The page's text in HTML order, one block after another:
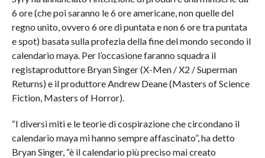
6 ore (che poi saranno le 6 ore americane, non quelle del
regno unito, ovvero 6 ore di puntata e non 6 ore tra puntata
e spot) basata sulla profezia della fine del mondo secondo il
calendario maya. Per l’occasione faranno squadra il
registaproduttore Bryan Singer (X-Men / X2 / Superman
Returns) e il produttore Andrew Deane (Masters of Science
Fiction, Masters of Horror).
“I diversi miti e le teorie di cospirazione che circondano il
calendario maya mi hanno sempre affascinato”, ha detto
Bryan Singer, “è il calendario più preciso mai creato